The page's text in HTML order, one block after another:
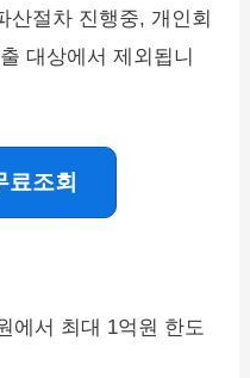
산절차 진행중, 개인회
대상에서 제외됩니
료조회
에서 최대 1억원 한도